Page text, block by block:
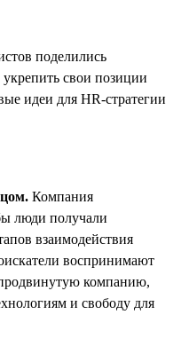
поделились
свои позиции
идеи для HR-стратегии
Компания
люди получали
взаимодействия
воспринимают
компанию,
и свободу для